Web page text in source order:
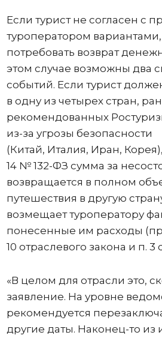
Если турист не согласен с
туроператором
потребовать возврат
этом случае возможны два
событий. Если турист
в одну из четырех стран,
рекомендованных
из-за угрозы безопасности
(Китай, Италия, Иран, Корея),
14 № 132-ФЗ сумма за
возвращается в полном
путешествия в другую
возмещает туроператору
понесенные им расходы
10 отраслевого закона и п. 3
«В целом для отрасли это,
заявление. На уровне
рекомендуется
другие даты. Наконец-то